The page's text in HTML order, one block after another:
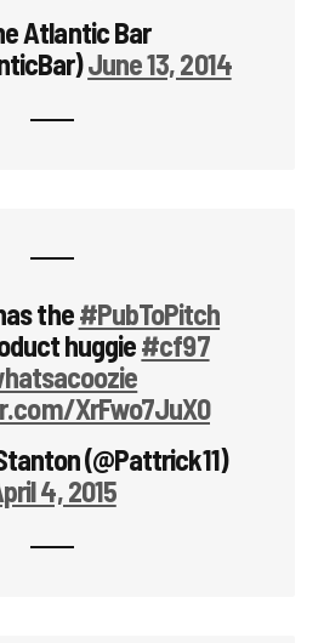
Atlantic Bar
June 13, 2014
the#PubToPitch
huggie#cf97
XrFwo7JuX0
(@Pattrick11)
4, 2015